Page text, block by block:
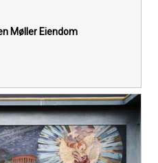
Møller Eiendom